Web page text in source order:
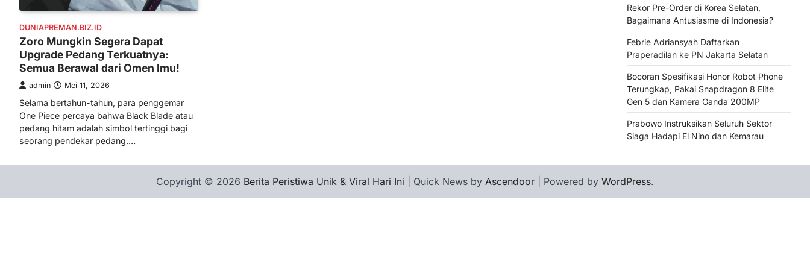
DUNIAPREMAN.BIZ.ID
Zoro Mungkin Segera Dapat
Upgrade Pedang Terkuatnya:
Semua Berawal dari Omen Imu!
admin Mei 11, 2026
Selama bertahun-tahun, para penggemar
One Piece percaya bahwa Black Blade atau
pedang hitam adalah simbol tertinggi bagi
seorang pendekar pedang.…
Rekor Pre-Order di Korea Selatan,
Bagaimana Antusiasme di Indonesia?
Febrie Adriansyah Daftarkan
Praperadilan ke PN Jakarta Selatan
Bocoran Spesifikasi Honor Robot Phone
Terungkap, Pakai Snapdragon 8 Elite
Gen 5 dan Kamera Ganda 200MP
Prabowo Instruksikan Seluruh Sektor
Siaga Hadapi El Nino dan Kemarau
Copyright © 2026 Berita Peristiwa Unik & Viral Hari Ini | Quick News by Ascendoor | Powered by WordPress.